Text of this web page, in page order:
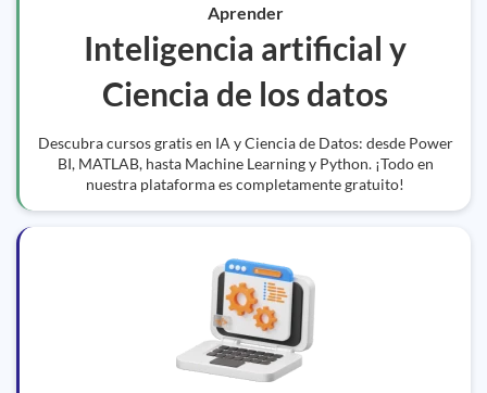
Aprender
Inteligencia artificial y
Ciencia de los datos
Descubra cursos gratis en IA y Ciencia de Datos: desde Power
BI, MATLAB, hasta Machine Learning y Python. ¡Todo en
nuestra plataforma es completamente gratuito!